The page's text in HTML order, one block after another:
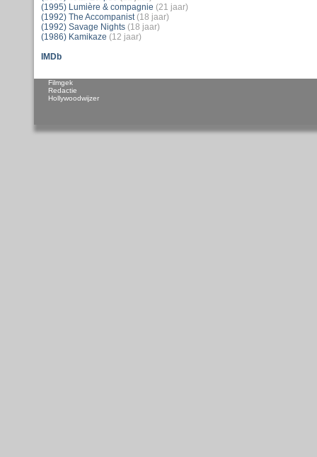
(1995) Lumière & compagnie (21 jaar)
(1992) The Accompanist (18 jaar)
(1992) Savage Nights (18 jaar)
(1986) Kamikaze (12 jaar)
IMDb
Filmgek
Redactie
Hollywoodwijzer